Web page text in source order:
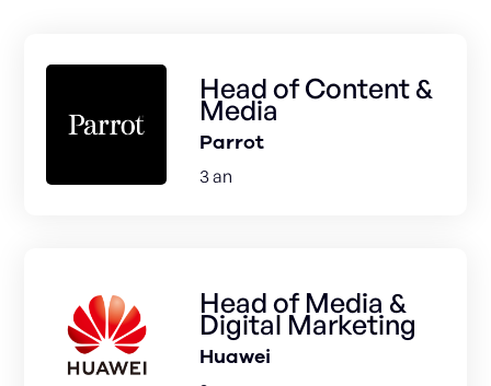
Head of Content &
Media
Parrot
3 an
Head of Media &
Digital Marketing
Huawei